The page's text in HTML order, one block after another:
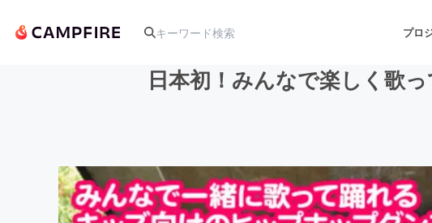
プロ
アート・写真 音楽
日本初！みんなで楽しく歌